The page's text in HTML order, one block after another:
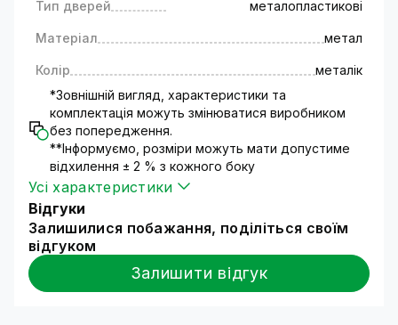
Тип дверей - металеві, дерев'яні та
металопластикові,
Матеріал - метал,
Колір - металік.
Тип дверей
металопластикові
Матеріал метал
Колір
металік
*Зовнішній вигляд, характеристики та
комплектація можуть змінюватися виробником
без попередження.
**Інформуємо, розміри можуть мати допустиме
відхилення ± 2 % з кожного боку
Усі характеристики
Відгуки
Залишилися побажання, поділіться своїм
відгуком
Залишити відгук